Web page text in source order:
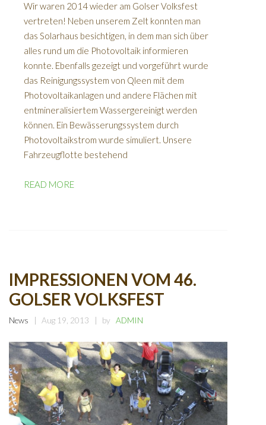
Wir waren 2014 wieder am Golser Volksfest
vertreten! Neben unserem Zelt konnten man
das Solarhaus besichtigen, in dem man sich über
alles rund um die Photovoltaik informieren
konnte. Ebenfalls gezeigt und vorgeführt wurde
das Reinigungssystem von Qleen mit dem
Photovoltaikanlagen und andere Flächen mit
entmineralisiertem Wassergereinigt werden
können. Ein Bewässerungssystem durch
Photovoltaikstrom wurde simuliert. Unsere
Fahrzeugflotte bestehend
READ MORE
IMPRESSIONEN VOM 46.
GOLSER VOLKSFEST
News Aug 19, 2013 by ADMIN